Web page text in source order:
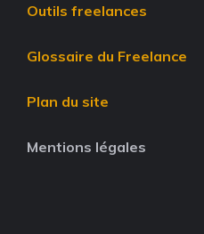
Outils freelances
Glossaire du Freelance
Plan du site
Mentions légales